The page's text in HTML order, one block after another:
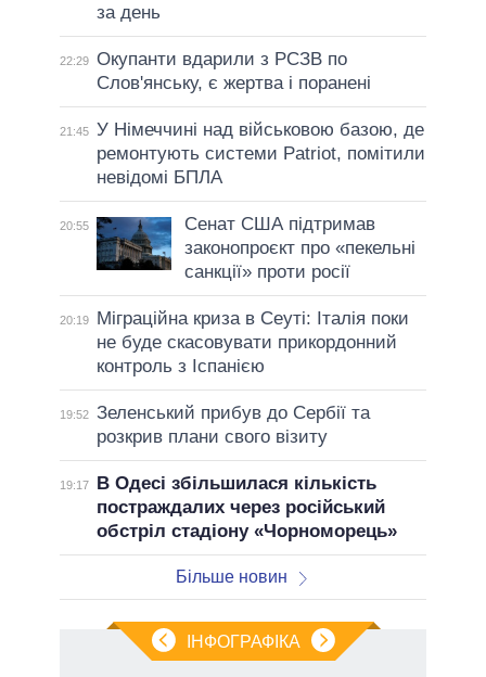
за день
22:29 Окупанти вдарили з РСЗВ по
Слов'янську, є жертва і поранені
21:45 У Німеччині над військовою базою, де
ремонтують системи Patriot, помітили
невідомі БПЛА
20:55
Сенат США підтримав
законопроєкт про «пекельні
санкції» проти росії
20:19
Міграційна криза в Сеуті: Італія поки
не буде скасовувати прикордонний
контроль з Іспанією
19:52 Зеленський прибув до Сербії та
розкрив плани свого візиту
19:17
В Одесі збільшилася кількість
постраждалих через російський
обстріл стадіону «Чорноморець»
Більше новин
ІНФОГРАФІКА